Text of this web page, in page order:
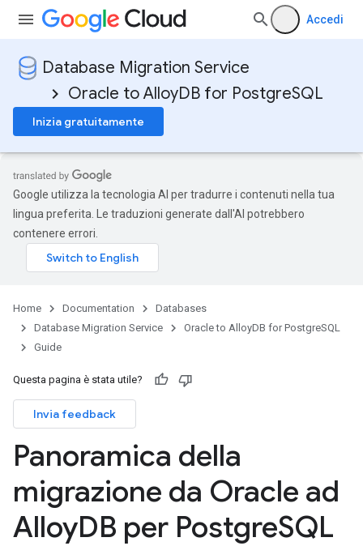
Accedi
Database Migration Service
Oracle to AlloyDB for PostgreSQL
Inizia gratuitamente
Google utilizza la tecnologia AI per tradurre i contenuti nella tua
lingua preferita. Le traduzioni generate dall'AI potrebbero
contenere errori.
Home Documentation
Databases
Database Migration Service
Oracle to AlloyDB for PostgreSQL
Guide
Questa pagina è stata utile?
Invia feedback
Panoramica della
migrazione da Oracle ad
AlloyDB per PostgreSQL